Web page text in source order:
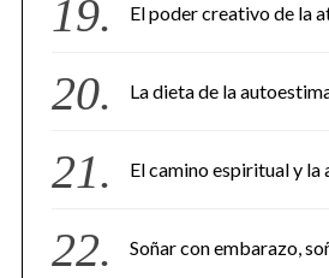
El poder creativo de la
La dieta de la
El camino espiritual y la
Soñar con embarazo,